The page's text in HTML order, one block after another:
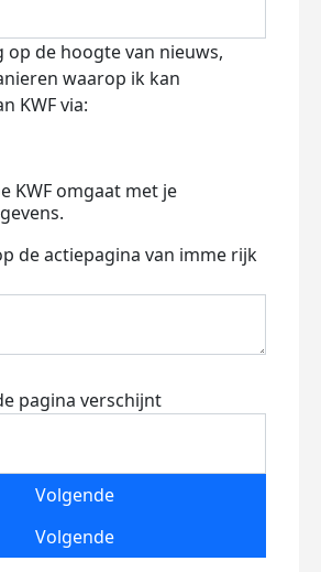
op de hoogte van nieuws,
waarop ik kan
KWF via:
KWF omgaat met je
de actiepagina van imme rijk
pagina verschijnt
Volgende
Volgende